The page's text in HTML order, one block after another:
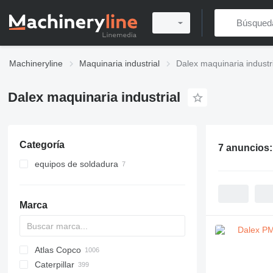
Machineryline Maquinaria industrial Dalex maquinaria
Dalex maquinaria industrial
Categoría
equipos de soldadura
alicates de soldadura por puntos
Marca
PDS
APD
AB
Ensis
Pega
VZ
AG3
Atlas Copco
DrillAir
QAS
PDP
E-series
B-series
BM
GFS
VT
Rover
PA
Airpure
BySprint Fiber
CK
SR
Caterpillar
7 anuncios: